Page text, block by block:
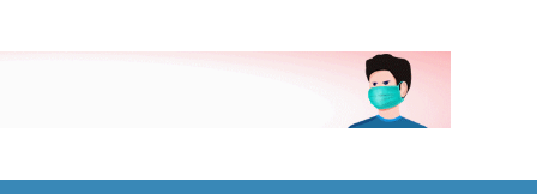
site